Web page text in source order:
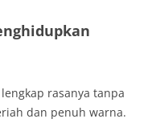
rasanya tanpa
dan penuh warna.